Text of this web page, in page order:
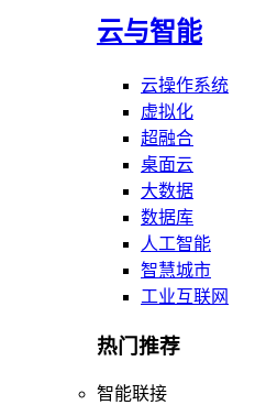
云与智能
云操作系统
虚拟化
超融合
桌面云
大数据
数据库
人工智能
智慧城市
工业互联网
热门推荐
智能联接